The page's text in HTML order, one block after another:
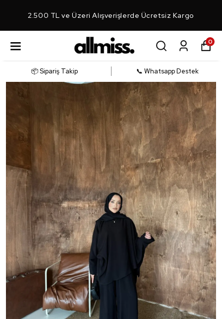
2.500 TL ve Üzeri Alışverişlerde Ücretsiz Kargo
0
📦 Sipariş Takip 📞 Whatsapp Destek